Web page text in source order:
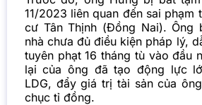
11/2023 liên quan đến sai phạm
cư Tân Thịnh (Đồng Nai). Ông
nhà chưa đủ điều kiện pháp lý,
tuyên phạt 16 tháng tù vào đầu
lại của ông đã tạo động lực
LDG, đẩy giá trị tài sản của
chục tỉ đồng.